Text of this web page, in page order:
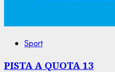
Sport
PISTA A QUOTA 13